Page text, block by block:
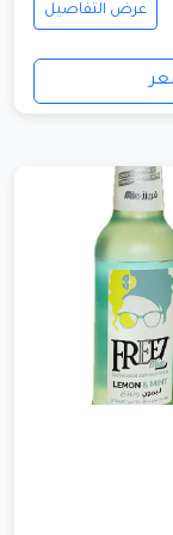
عرض التفاصيل